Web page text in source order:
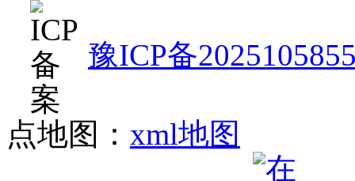
豫ICP备
点地图： xml地图